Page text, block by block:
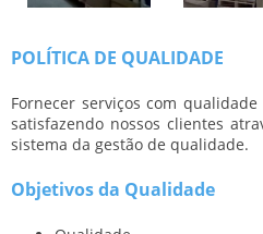
POLÍTICA DE QUALIDADE
Fornecer serviços com
satisfazendo nossos clientes
sistema da gestão de qualidade.
Objetivos da Qualidade